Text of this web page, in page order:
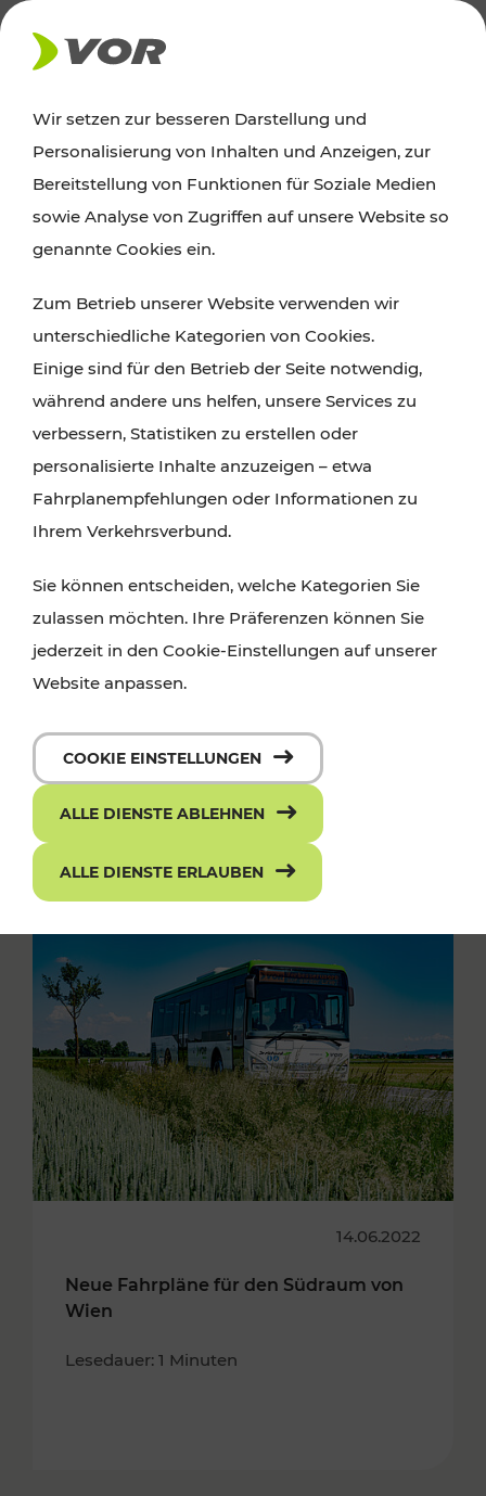
AKTUELLES
News
Alle wichtigen Meldungen zu Fahrplanänderungen,
finden Sie hier im Überblick.
14.06.2022
Neue Fahrpläne für den Südraum von
Wien
Lesedauer: 1 Minuten
Wir setzen zur besseren Darstellung und
Personalisierung von Inhalten und Anzeigen, zur
Bereitstellung von Funktionen für Soziale Medien
sowie Analyse von Zugriffen auf unsere Website so
genannte Cookies ein.
Zum Betrieb unserer Website verwenden wir
unterschiedliche Kategorien von Cookies.
Einige sind für den Betrieb der Seite notwendig,
während andere uns helfen, unsere Services zu
verbessern, Statistiken zu erstellen oder
personalisierte Inhalte anzuzeigen – etwa
Fahrplanempfehlungen oder Informationen zu
Ihrem Verkehrsverbund.
Sie können entscheiden, welche Kategorien Sie
zulassen möchten. Ihre Präferenzen können Sie
jederzeit in den Cookie-Einstellungen auf unserer
Website anpassen.
COOKIE EINSTELLUNGEN
ALLE DIENSTE ABLEHNEN
ALLE DIENSTE ERLAUBEN